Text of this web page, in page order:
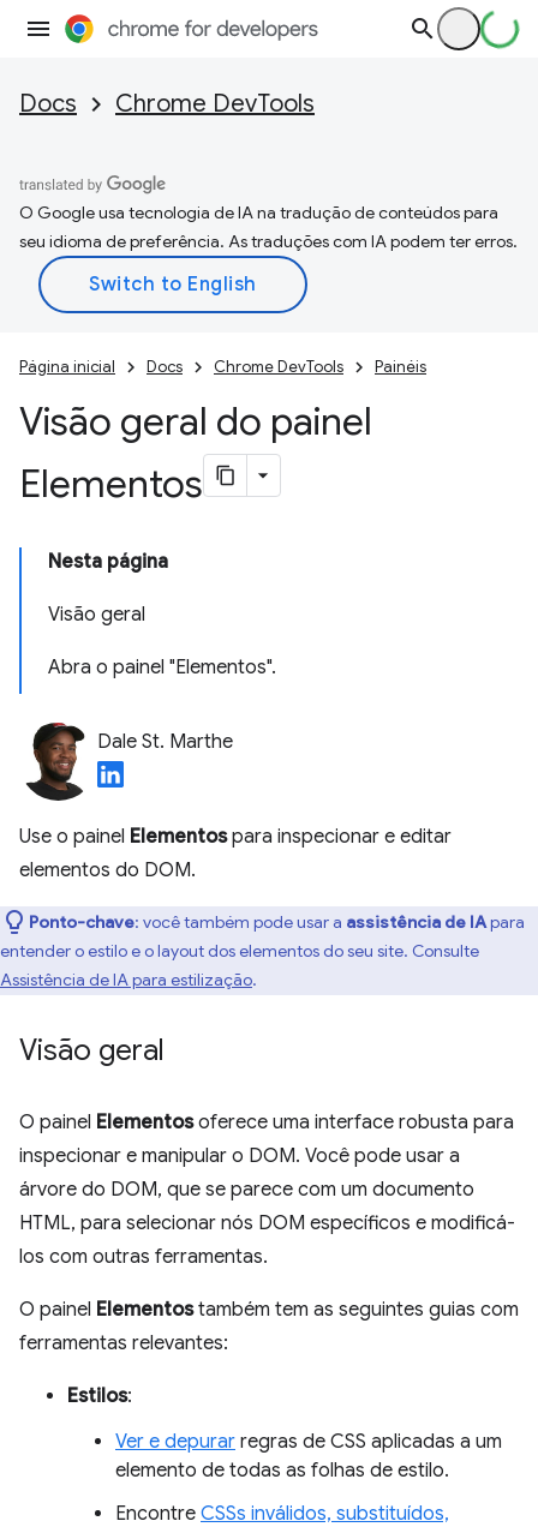
Docs Chrome DevTools
O Google usa tecnologia de IA na tradução de conteúdos para
seu idioma de preferência. As traduções com IA podem ter erros.
Página inicial Docs Chrome DevTools Painéis
Visão geral do painel
Elementos
Nesta página
Visão geral
Abra o painel "Elementos".
Dale St. Marthe
Use o painel Elementospara inspecionar e editar
elementos do DOM.
Ponto-chave: você também pode usar a assistência de IApara
entender o estilo e o layout dos elementos do seu site. Consulte
Assistência de IA para estilização.
Visão geral
O painel Elementosoferece uma interface robusta para
inspecionar e manipular o DOM. Você pode usar a
árvore do DOM, que se parece com um documento
HTML, para selecionar nós DOM específicos e modificá-
los com outras ferramentas.
O painel Elementostambém tem as seguintes guias com
ferramentas relevantes:
Estilos:
Ver e depurar regras de CSS aplicadas a um
elemento de todas as folhas de estilo.
Encontre CSSs inválidos, substituídos,